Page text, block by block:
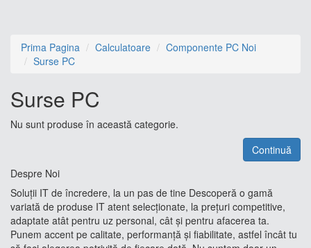
Prima Pagina Calculatoare
Componente PC Noi
Surse PC
Surse PC
Nu sunt produse în această categorie.
Continuă
Despre Noi
Soluții IT de încredere, la un pas de tine Descoperă o gamă
variată de produse IT atent selecționate, la prețuri competitive,
adaptate atât pentru uz personal, cât și pentru afacerea ta.
Punem accent pe calitate, performanță și fiabilitate, astfel încât tu